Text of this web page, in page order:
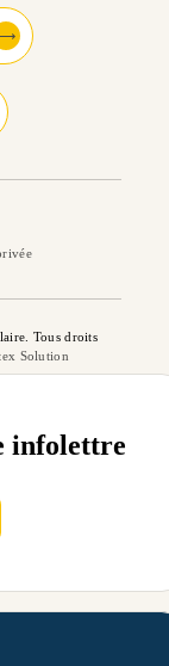
Tous droits
Solution
infolettre